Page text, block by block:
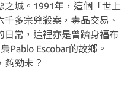
之城。1991年，這個「世上
多宗兇殺案，毒品交易、
日常，這裡亦是曾躋身福布
Pablo Escobar的故鄉。
夠勁未？